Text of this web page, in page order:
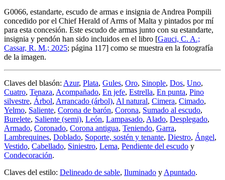
G0066, estandarte, escudo de armas e insignia de Andrea Pompili
concedido por el Chief Herald of Arms of Malta y pintados por mí
para esta concesión. Este escudo de armas junto con su estandarte,
insignia y pendón han sido incluidos en el libro [Gauci, C. A.;
Cassar, R. M.; 2025; página 117] como se muestra en la fotografía
de la imagen.
Claves del blasón: Azur, Plata, Gules, Oro, Sinople, Dos, Uno,
Cuatro, Tenaza, Acompañado, En jefe, Estrella, En punta, Pino
silvestre, Árbol, Arrancado (árbol), Al natural, Cimera, Cimado,
Yelmo, Saliente, Corona de barón, Corona, Sumado al escudo,
Burelete, Saliente (semi), León, Lampasado, Alado, Desplegado,
Armado, Coronado, Corona antigua, Teniendo, Garra,
Lambrequines, Doblado, Soporte, sostén y tenante, Diestro, Ángel,
Vestido, Cabellado, Siniestro, Lema, Pendiente del escudo y
Condecoración.
Claves del estilo: Delineado de sable, Iluminado y Apuntado.